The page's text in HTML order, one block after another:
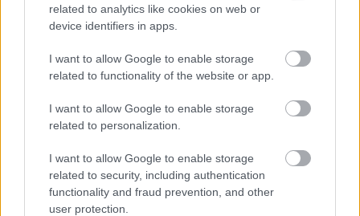
related to analytics like cookies on web or
device identifiers in apps.
I want to allow Google to enable storage
related to functionality of the website or app.
I want to allow Google to enable storage
related to personalization.
I want to allow Google to enable storage
related to security, including authentication
functionality and fraud prevention, and other
user protection.